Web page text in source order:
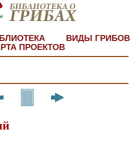
ВИДЫ ГРИБОВ
ПРОЕКТОВ